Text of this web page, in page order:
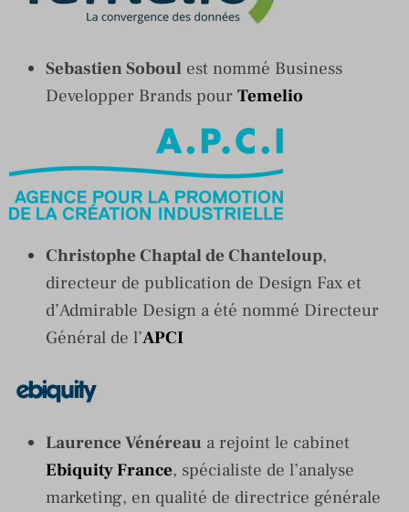
Sebastien Soboul est nommé Business
Developper Brands pour Temelio
Christophe Chaptal de Chanteloup,
directeur de publication de Design Fax et
d’Admirable Design a été nommé Directeur
Général de l’APCI
Laurence Vénéreau a rejoint le cabinet
Ebiquity France, spécialiste de l’analyse
marketing, en qualité de directrice générale